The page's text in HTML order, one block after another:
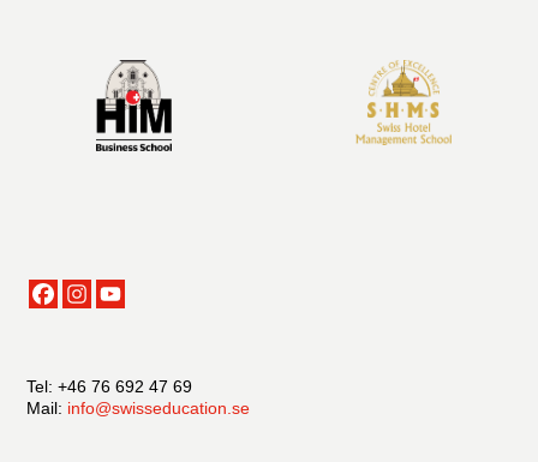
Tel: +46 76 692 47 69
Mail: info@swisseducation.se